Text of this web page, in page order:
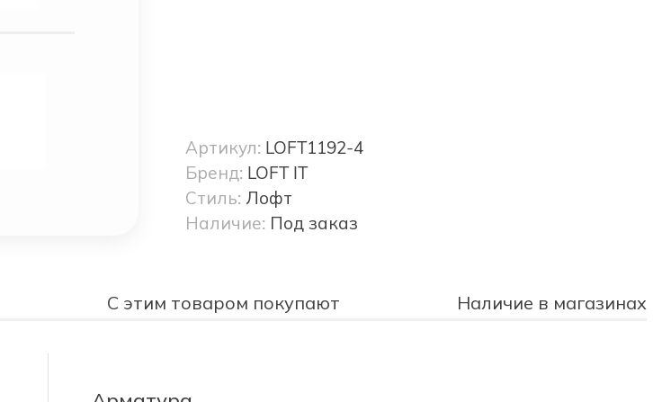
Артикул: LOFT1192-4
Бренд: LOFT IT
Стиль: Лофт
Наличие: Под заказ
С этим товаром покупают Наличие в магазинах